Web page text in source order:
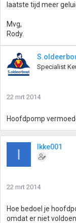
laatste tijd meer
Mvg,
Rody.
Specialist
22 mrt 2014
Hoofdpomp
I Ikke001
22 mrt 2014
Hoe bedoel je
omdat er niet